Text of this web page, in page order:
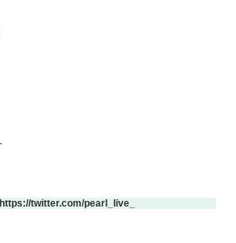
https://twitter.com/pearl_live_